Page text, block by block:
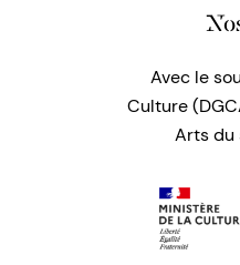
Avec le
Culture
Arts du